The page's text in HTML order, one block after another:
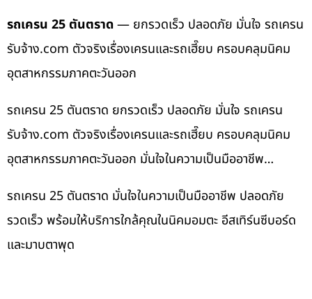
รถเครน 25 ตันตราด— ยกรวดเร็ว ปลอดภัย มั่นใจ รถเครน
รับจ้าง.com ตัวจริงเรื่องเครนและรถเฮี๊ยบ ครอบคลุมนิคม
อุตสาหกรรมภาคตะวันออก
รถเครน 25 ตันตราด ยกรวดเร็ว ปลอดภัย มั่นใจ รถเครน
รับจ้าง.com ตัวจริงเรื่องเครนและรถเฮี๊ยบ ครอบคลุมนิคม
อุตสาหกรรมภาคตะวันออก มั่นใจในความเป็นมืออาชีพ…
รถเครน 25 ตันตราด มั่นใจในความเป็นมืออาชีพ ปลอดภัย
รวดเร็ว พร้อมให้บริการใกล้คุณในนิคมอมตะ อีสเทิร์นซีบอร์ด
และมาบตาพุด